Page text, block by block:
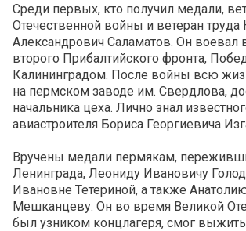
Среди первых, кто получил медали,
Отечественной войны и ветеран труда
Александрович Саламатов. Он воевал
второго Прибалтийского фронта,
Калининградом. После войны всю
на пермском заводе им. Свердлова,
начальника цеха. Лично знал
авиастроителя Бориса Георгиевича
Вручены медали пермякам,
Ленинграда, Леониду Ивановичу
Ивановне Тетериной, а также
Мешканцеву. Он во время Великой
был узником концлагеря, смог